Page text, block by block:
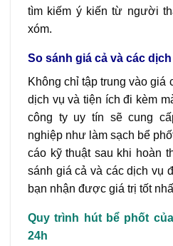
tìm kiếm ý kiến từ người
xóm.
So sánh giá cả và các
Không chỉ tập trung vào giá
dịch vụ và tiện ích đi kèm
công ty uy tín sẽ cung
nghiệp như làm sạch bể
cáo kỹ thuật sau khi hoàn
sánh giá cả và các dịch vụ
bạn nhận được giá trị tốt
Quy trình hút bể phốt
24h